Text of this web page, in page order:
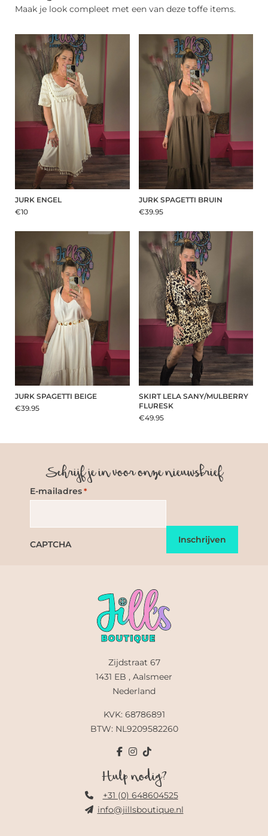
Maak je look compleet met een van deze toffe items.
JURK ENGEL
€10
JURK SPAGETTI BRUIN
€39.95
JURK SPAGETTI BEIGE
€39.95
SKIRT LELA SANY/MULBERRY
FLURESK
€49.95
Schrijf je in voor onze nieuwsbrief
E-mailadres *
CAPTCHA
Zijdstraat 67
1431 EB , Aalsmeer
Nederland
KVK: 68786891
BTW: NL9209582260
Hulp nodig?
+31 (0) 648604525
info@jillsboutique.nl